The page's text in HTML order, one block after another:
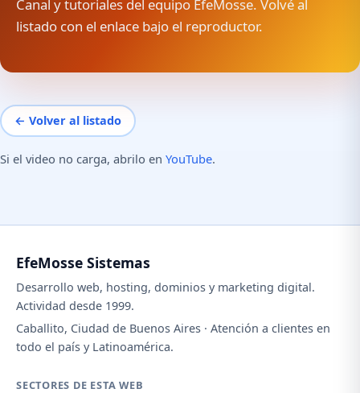
Canal y tutoriales del equipo EfeMosse. Volvé al
listado con el enlace bajo el reproductor.
← Volver al listado
Si el video no carga, abrilo en YouTube.
EfeMosse Sistemas
Desarrollo web, hosting, dominios y marketing digital.
Actividad desde 1999.
Caballito, Ciudad de Buenos Aires · Atención a clientes en
todo el país y Latinoamérica.
SECTORES DE ESTA WEB